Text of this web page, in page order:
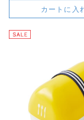
カートに入